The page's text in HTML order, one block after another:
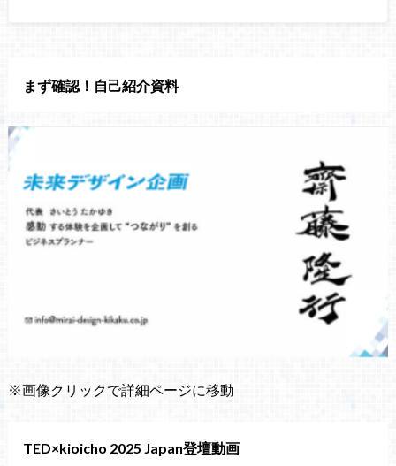
まず確認！自己紹介資料
※画像クリックで詳細ページに移動
TED×kioicho 2025 Japan登壇動画